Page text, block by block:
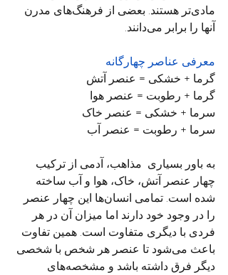
مادی‌تر هستند. بعضی از فرهنگ‌های مدرن
آنها را برابر می‌دانند.
معرفی عناصر چهارگانه
گرما + خشکی = عنصر آتش
گرما + رطوبت = عنصر هوا
سرما + خشکی = عنصر خاک
سرما + رطوبت = عنصر آب
به باور بسیاری  مذاهب، آدمی از ترکیب
چهار عنصر آتش، خاک، هوا و آب ساخته
شده است. تمامی انسان‌ها این چهار عنصر
را در وجود خود دارند اما میزان آن در هر
فردی با دیگری متفاوت است. همین تفاوت
باعث می‌شود تا عنصر هر شخص با شخصی
دیگر فرق داشته باشد و مشخصه‌های